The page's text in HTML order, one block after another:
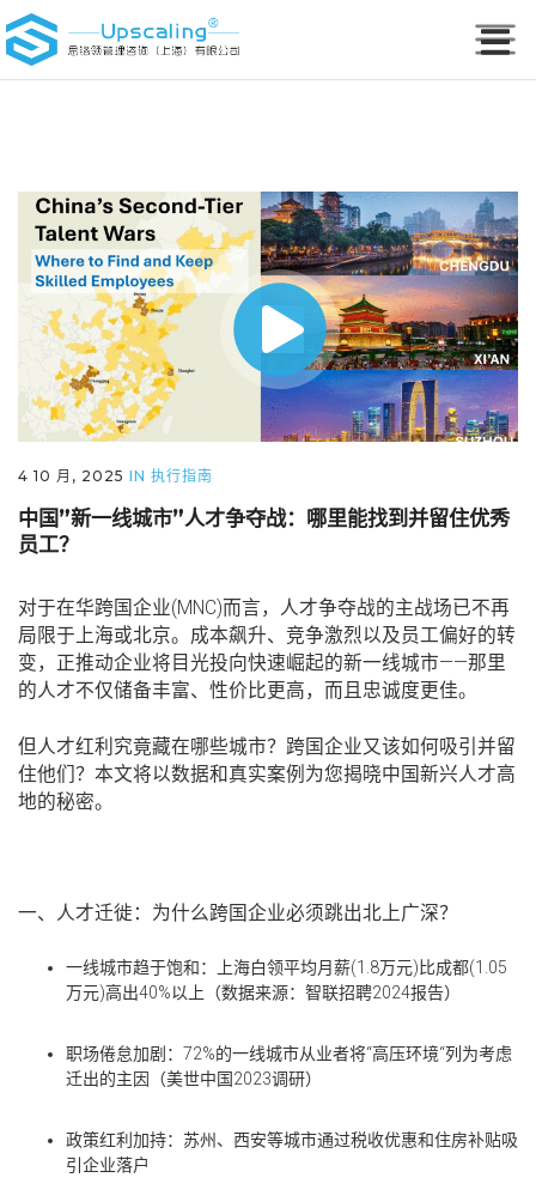
4 10 月, 2025 IN 执行指南
中国”新一线城市”人才争夺战：哪里能找到并留住优秀
员工？
对于在华跨国企业(MNC)而言，人才争夺战的主战场已不再
局限于上海或北京。成本飙升、竞争激烈以及员工偏好的转
变，正推动企业将目光投向快速崛起的新一线城市——那里
的人才不仅储备丰富、性价比更高，而且忠诚度更佳。
但人才红利究竟藏在哪些城市？跨国企业又该如何吸引并留
住他们？本文将以数据和真实案例为您揭晓中国新兴人才高
地的秘密。
一、人才迁徙：为什么跨国企业必须跳出北上广深？
一线城市趋于饱和：上海白领平均月薪(1.8万元)比成都(1.05
万元)高出40%以上（数据来源：智联招聘2024报告）
职场倦怠加剧：72%的一线城市从业者将“高压环境“列为考虑
迁出的主因（美世中国2023调研）
政策红利加持：苏州、西安等城市通过税收优惠和住房补贴吸
引企业落户